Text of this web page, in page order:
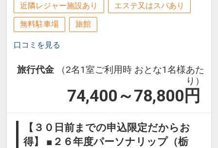
近隣レジャー施設あり エステ又はスパあり
無料駐車場 旅館
口コミを見る
旅行代金
（2名1室ご利用時 おとな1名様あた
り）
74,400～78,800 円
【３０日前までの申込限定だからお
得】 ■２６年度パーソナリップ（栃